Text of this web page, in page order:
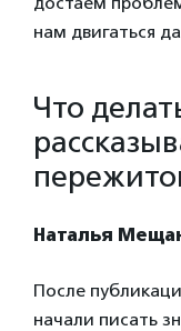
нам двигаться
Что
Наталья
После
начали писать